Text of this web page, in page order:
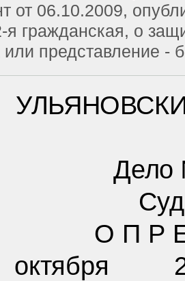
от 06.10.2009,
я гражданская, о
представление -
Дело
О П Р